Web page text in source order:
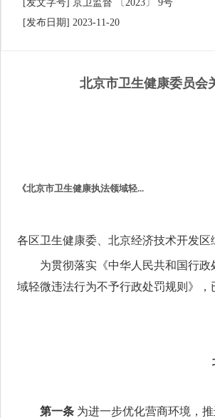
[发文字号] 京卫监督 〔2023〕 9号
[发布日期] 2023-11-20
北京市卫生健康委员会
《北京市卫生健康执法领域轻...
各区卫生健康委、北京经济技术开发
为贯彻落实《中华人民共和国行
域轻微违法行为不予行政处罚规则》
第一条 为进一步优化营商环境，